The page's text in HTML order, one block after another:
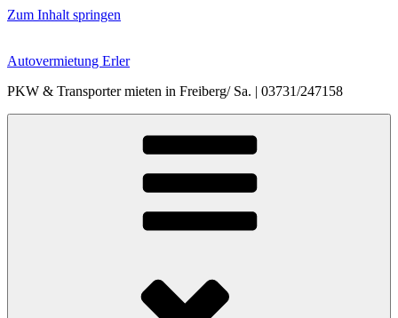
Zum Inhalt springen
Autovermietung Erler
PKW & Transporter mieten in Freiberg/ Sa. | 03731/247158